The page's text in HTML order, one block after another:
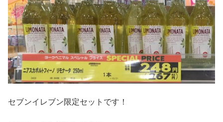
セブンイレブン限定セットです！